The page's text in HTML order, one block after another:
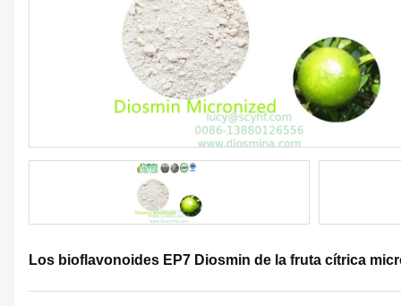
Los bioflavonoides EP7 Diosmin de la fruta cítrica